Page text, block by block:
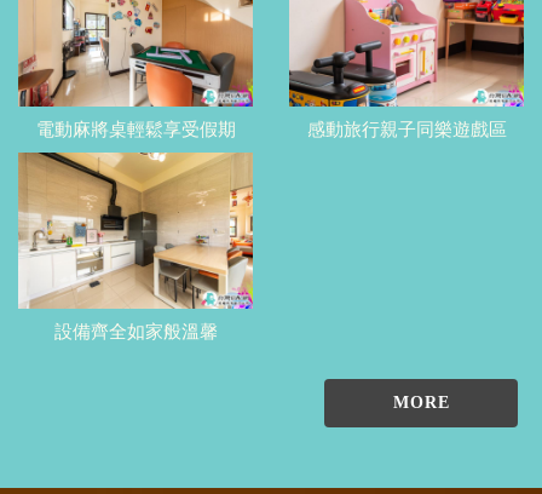
電動麻將桌輕鬆享受假期 感動旅行親子同樂遊戲區
設備齊全如家般溫馨
MORE